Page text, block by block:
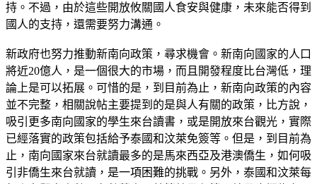
持。不過，由於這些開放攸關國人食安與健康，未來能否得到
國人的支持，還需要努力溝通。
新政府也努力推動新南向政策，尋求機會。新南向國家的人口
將近20億人，是一個很大的市場，而且開發程度比台灣低，理
論上是可以拓展。可惜的是，到目前為止，新南向政策的內容
並不完整，相關說帖主要提到的是與人有關的政策，比方說，
吸引更多南向國家的學生來台讀書，或是開放來台觀光，實際
已經落實的政策包括給予泰國和汶萊免簽等。但是，到目前為
止，南向國家來台就讀最多的是馬來西亞及港澳僑生，如何吸
引非僑生來台就讀，是一項困難的挑戰。另外，泰國和汶萊每